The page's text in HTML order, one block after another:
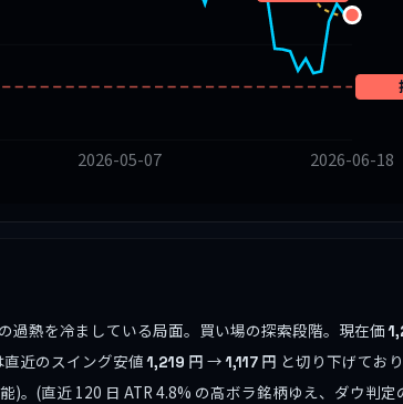
2026-05-07 2026-06-18
過熱を冷ましている局面。買い場の探索段階。現在価
近のスイング安値1,219 円 →1,117 円 と切り下げており
)。(直近 120 日 ATR 4.8% の高ボラ銘柄ゆえ、ダウ判定